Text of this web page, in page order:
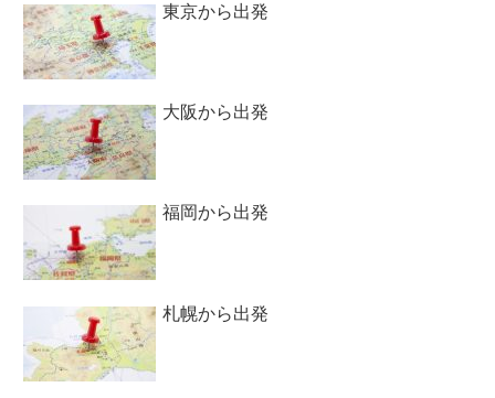
東京から出発
大阪から出発
福岡から出発
札幌から出発